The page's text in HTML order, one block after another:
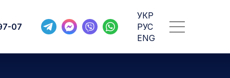
07
УКР
РУС
ENG
Про компанію